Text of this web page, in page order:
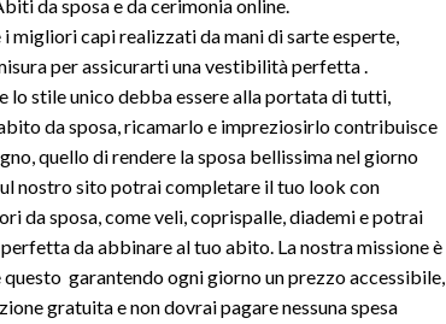
da sposa e da cerimonia online.
migliori capi realizzati da mani di sarte esperte,
per assicurarti una vestibilità perfetta .
lo stile unico debba essere alla portata di tutti,
da sposa, ricamarlo e impreziosirlo contribuisce
quello di rendere la sposa bellissima nel giorno
nostro sito potrai completare il tuo look con
da sposa, come veli, coprispalle, diademi e potrai
da abbinare al tuo abito. La nostra missione è
garantendo ogni giorno un prezzo accessibile,
gratuita e non dovrai pagare nessuna spesa